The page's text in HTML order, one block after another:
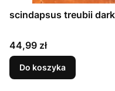
Cena
44,99 zł
Do koszyka